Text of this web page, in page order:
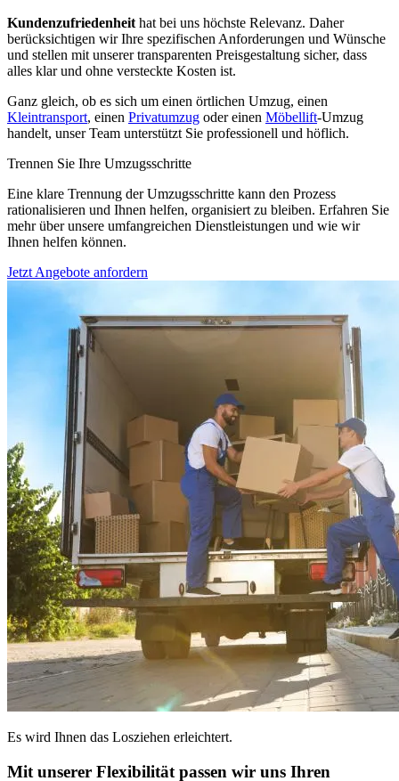
Kundenzufriedenheit hat bei uns höchste Relevanz. Daher
berücksichtigen wir Ihre spezifischen Anforderungen und Wünsche
und stellen mit unserer transparenten Preisgestaltung sicher, dass
alles klar und ohne versteckte Kosten ist.
Ganz gleich, ob es sich um einen örtlichen Umzug, einen
Kleintransport, einen Privatumzug oder einen Möbellift-Umzug
handelt, unser Team unterstützt Sie professionell und höflich.
Trennen Sie Ihre Umzugsschritte
Eine klare Trennung der Umzugsschritte kann den Prozess
rationalisieren und Ihnen helfen, organisiert zu bleiben. Erfahren Sie
mehr über unsere umfangreichen Dienstleistungen und wie wir
Ihnen helfen können.
Jetzt Angebote anfordern
Es wird Ihnen das Losziehen erleichtert.
Mit unserer Flexibilität passen wir uns Ihren